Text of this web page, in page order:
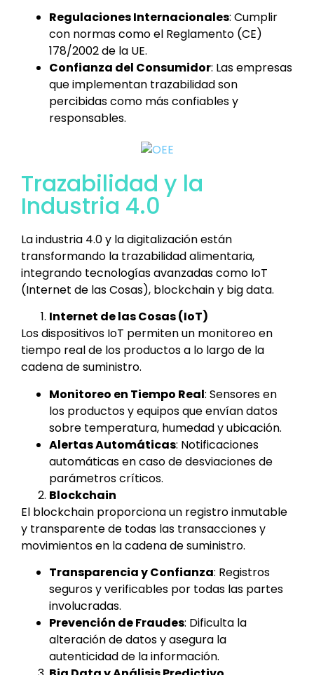
Regulaciones Internacionales: Cumplir
con normas como el Reglamento (CE)
178/2002 de la UE.
Confianza del Consumidor: Las empresas
que implementan trazabilidad son
percibidas como más confiables y
responsables.
Trazabilidad y la
Industria 4.0
La industria 4.0 y la digitalización están
transformando la trazabilidad alimentaria,
integrando tecnologías avanzadas como IoT
(Internet de las Cosas), blockchain y big data.
Internet de las Cosas (IoT)
Los dispositivos IoT permiten un monitoreo en
tiempo real de los productos a lo largo de la
cadena de suministro.
Monitoreo en Tiempo Real: Sensores en
los productos y equipos que envían datos
sobre temperatura, humedad y ubicación.
Alertas Automáticas: Notificaciones
automáticas en caso de desviaciones de
parámetros críticos.
Blockchain
El blockchain proporciona un registro inmutable
y transparente de todas las transacciones y
movimientos en la cadena de suministro.
Transparencia y Confianza: Registros
seguros y verificables por todas las partes
involucradas.
Prevención de Fraudes: Dificulta la
alteración de datos y asegura la
autenticidad de la información.